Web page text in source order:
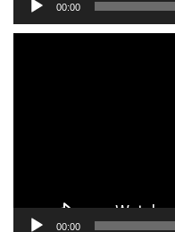
00:00
00:00